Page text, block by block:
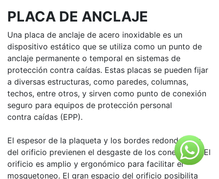
PLACA DE ANCLAJE
Una placa de anclaje de acero inoxidable es un
dispositivo estático que se utiliza como un punto de
anclaje permanente o temporal en sistemas de
protección contra caídas. Estas placas se pueden fijar
a diversas estructuras, como paredes, columnas,
techos, entre otros, y sirven como punto de conexión
seguro para equipos de protección personal
contra caídas (EPP).
El espesor de la plaqueta y los bordes redondeados
del orificio previenen el desgaste de los conectores. El
orificio es amplio y ergonómico para facilitar el
mosquetoneo. El gran espacio del orificio posibilita